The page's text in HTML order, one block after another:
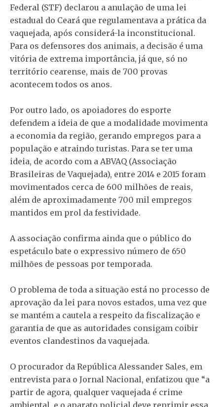
Federal (STF) declarou a anulação de uma lei
estadual do Ceará que regulamentava a prática da
vaquejada, após considerá-la inconstitucional.
Para os defensores dos animais, a decisão é uma
vitória de extrema importância, já que, só no
território cearense, mais de 700 provas
acontecem todos os anos.
Por outro lado, os apoiadores do esporte
defendem a ideia de que a modalidade movimenta
a economia da região, gerando empregos para a
população e atraindo turistas. Para se ter uma
ideia, de acordo com a ABVAQ (Associação
Brasileiras de Vaquejada), entre 2014 e 2015 foram
movimentados cerca de 600 milhões de reais,
além de aproximadamente 700 mil empregos
mantidos em prol da festividade.
A associação confirma ainda que o público do
espetáculo bate o expressivo número de 650
milhões de pessoas por temporada.
O problema de toda a situação está no processo de
aprovação da lei para novos estados, uma vez que
se mantém a cautela a respeito da fiscalização e
garantia de que as autoridades consigam coibir
eventos clandestinos da vaquejada.
O procurador da República Alessander Sales, em
entrevista para o Jornal Nacional, enfatizou que “a
partir de agora, qualquer vaquejada é crime
ambiental, e o aparato policial deve reprimir essa